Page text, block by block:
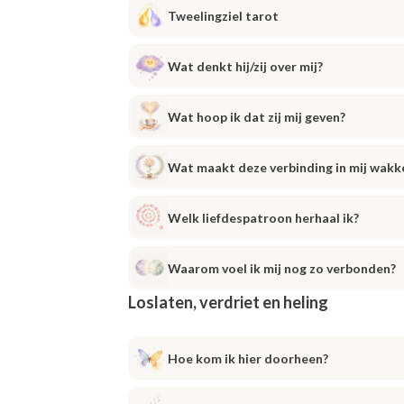
Tweelingziel tarot
Wat denkt hij/zij over mij?
Wat hoop ik dat zij mij geven?
Wat maakt deze verbinding in mij
Welk liefdespatroon herhaal ik?
Waarom voel ik mij nog zo verbonden?
Loslaten, verdriet en heling
Hoe kom ik hier doorheen?